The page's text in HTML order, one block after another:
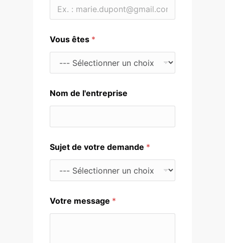
Vous êtes *
Nom de l'entreprise
Sujet de votre demande *
Votre message *